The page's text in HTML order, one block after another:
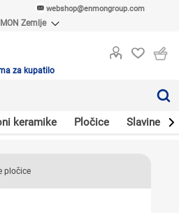
webshop@enmongroup.com
Zemlje
MKD
za kupatilo
keramike Pločice Slavine
pločice